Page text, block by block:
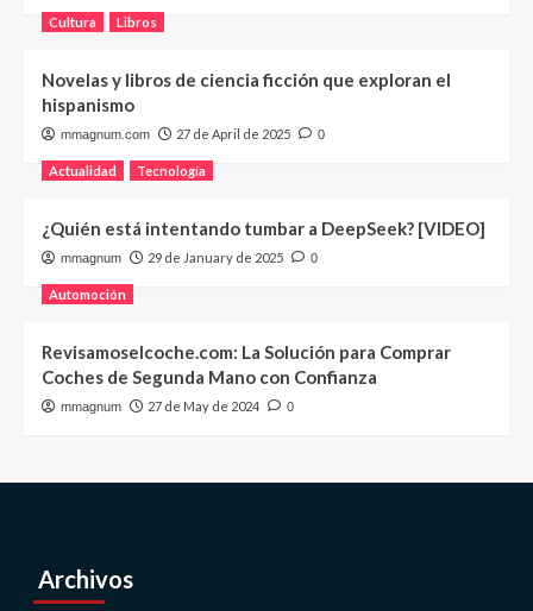
Cultura Libros
Novelas y libros de ciencia ficción que exploran el
hispanismo
mmagnum.com 27 de April de 2025 0
Actualidad Tecnología
¿Quién está intentando tumbar a DeepSeek? [VIDEO]
mmagnum 29 de January de 2025 0
Automoción
Revisamoselcoche.com: La Solución para Comprar
Coches de Segunda Mano con Confianza
mmagnum 27 de May de 2024 0
Archivos